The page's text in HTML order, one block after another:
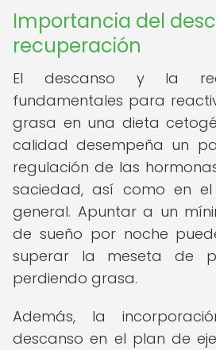
Importancia del
recuperación
El descanso y la
fundamentales para
grasa en una dieta
calidad desempeña un
regulación de las
saciedad, así como en
general. Apuntar a un
de sueño por noche
superar la meseta de
perdiendo grasa.
Además, la
descanso en el plan de